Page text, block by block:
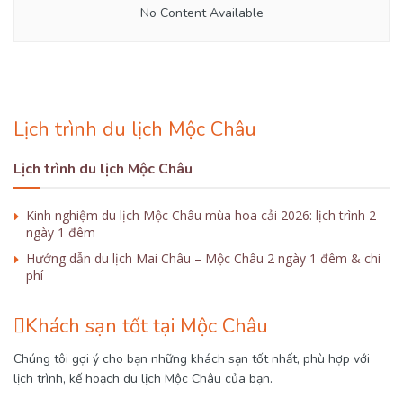
No Content Available
Lịch trình du lịch Mộc Châu
Lịch trình du lịch Mộc Châu
Kinh nghiệm du lịch Mộc Châu mùa hoa cải 2026: lịch trình 2
ngày 1 đêm
Hướng dẫn du lịch Mai Châu – Mộc Châu 2 ngày 1 đêm & chi
phí
Khách sạn tốt tại Mộc Châu
Chúng tôi gợi ý cho bạn những khách sạn tốt nhất, phù hợp với
lịch trình, kế hoạch du lịch Mộc Châu của bạn.